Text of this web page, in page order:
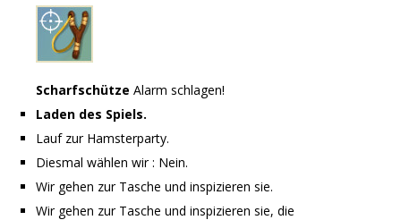
Scharfschütze Alarm schlagen!
Laden des Spiels.
Lauf zur Hamsterparty.
Diesmal wählen wir : Nein.
Wir gehen zur Tasche und inspizieren sie.
Wir gehen zur Tasche und inspizieren sie, die